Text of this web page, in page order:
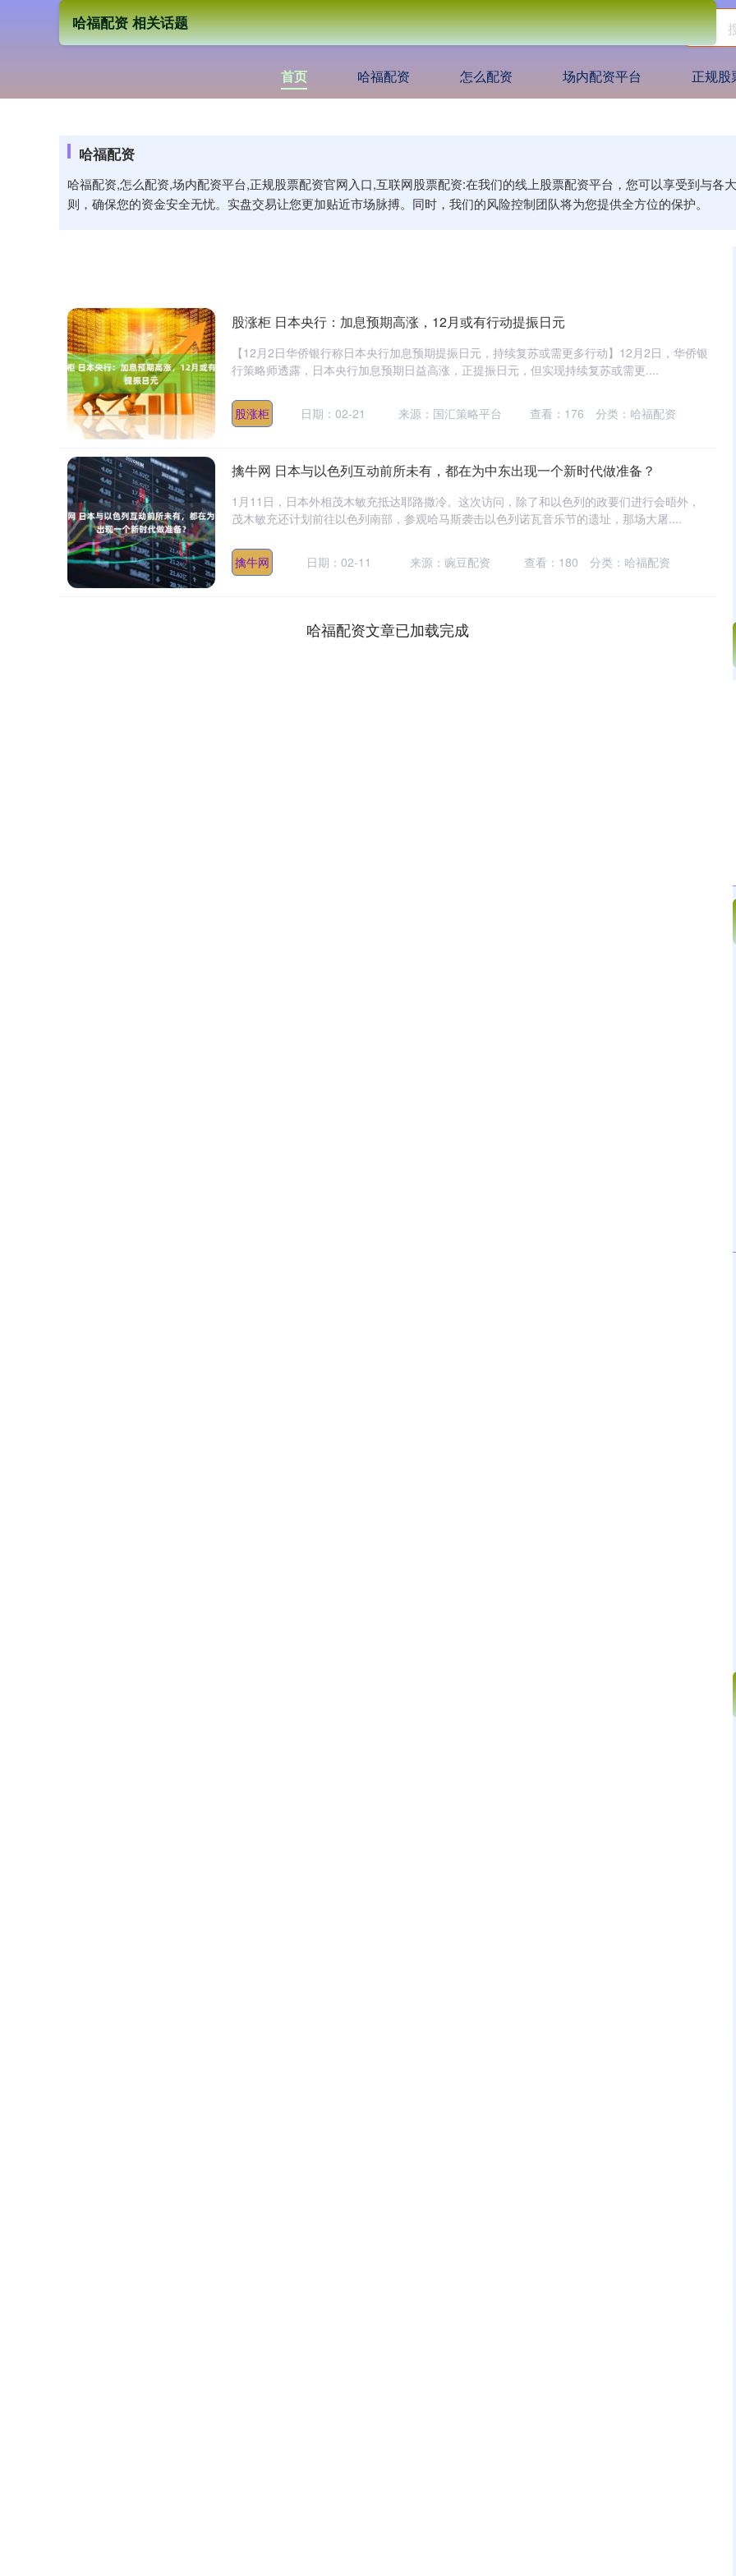
首页 哈福配资 怎么配资 场内配资平台 正规股
哈福配资
哈福配资,怎么配资,场内配资平台,正规股票配资官网入口,互联网股票配资:在我们的线上股票配资平台，您可以享受到与各
则，确保您的资金安全无忧。实盘交易让您更加贴近市场脉搏。同时，我们的风险控制团队将为您提供全方位的保护。
哈福配资 相关话题
股涨柜 日本央行：加息预期高涨，12月或有行动提振日元
【12月2日华侨银行称日本央行加息预期提振日元，持续复苏或需更多行动】12月2日，华侨银
行策略师透露，日本央行加息预期日益高涨，正提振日元，但实现持续复苏或需更....
股涨柜 日期：02-21 来源：国汇策略平台 查看： 176 分类： 哈福配资
擒牛网 日本与以色列互动前所未有，都在为中东出现一个新时代做准备？
1月11日，日本外相茂木敏充抵达耶路撒冷。这次访问，除了和以色列的政要们进行会晤外，
茂木敏充还计划前往以色列南部，参观哈马斯袭击以色列诺瓦音乐节的遗址，那场大屠....
擒牛网 日期：02-11 来源：豌豆配资 查看： 180 分类： 哈福配资
哈福配资文章已加载完成